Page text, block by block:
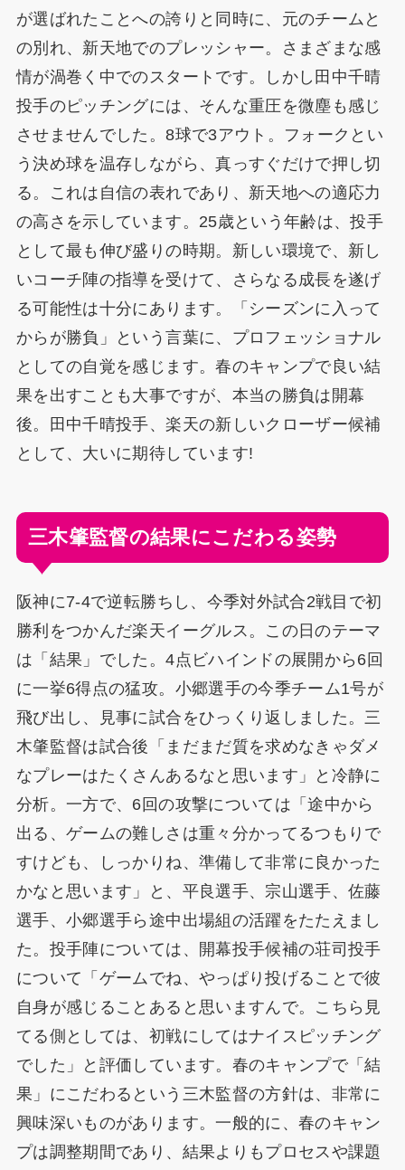
が選ばれたことへの誇りと同時に、元のチームと
の別れ、新天地でのプレッシャー。さまざまな感
情が渦巻く中でのスタートです。しかし田中千晴
投手のピッチングには、そんな重圧を微塵も感じ
させませんでした。8球で3アウト。フォークとい
う決め球を温存しながら、真っすぐだけで押し切
る。これは自信の表れであり、新天地への適応力
の高さを示しています。25歳という年齢は、投手
として最も伸び盛りの時期。新しい環境で、新し
いコーチ陣の指導を受けて、さらなる成長を遂げ
る可能性は十分にあります。「シーズンに入って
からが勝負」という言葉に、プロフェッショナル
としての自覚を感じます。春のキャンプで良い結
果を出すことも大事ですが、本当の勝負は開幕
後。田中千晴投手、楽天の新しいクローザー候補
として、大いに期待しています!
三木肇監督の結果にこだわる姿勢
阪神に7-4で逆転勝ちし、今季対外試合2戦目で初
勝利をつかんだ楽天イーグルス。この日のテーマ
は「結果」でした。4点ビハインドの展開から6回
に一挙6得点の猛攻。小郷選手の今季チーム1号が
飛び出し、見事に試合をひっくり返しました。三
木肇監督は試合後「まだまだ質を求めなきゃダメ
なプレーはたくさんあるなと思います」と冷静に
分析。一方で、6回の攻撃については「途中から
出る、ゲームの難しさは重々分かってるつもりで
すけども、しっかりね、準備して非常に良かった
かなと思います」と、平良選手、宗山選手、佐藤
選手、小郷選手ら途中出場組の活躍をたたえまし
た。投手陣については、開幕投手候補の荘司投手
について「ゲームでね、やっぱり投げることで彼
自身が感じることあると思いますんで。こちら見
てる側としては、初戦にしてはナイスピッチング
でした」と評価しています。春のキャンプで「結
果」にこだわるという三木監督の方針は、非常に
興味深いものがあります。一般的に、春のキャン
プは調整期間であり、結果よりもプロセスや課題